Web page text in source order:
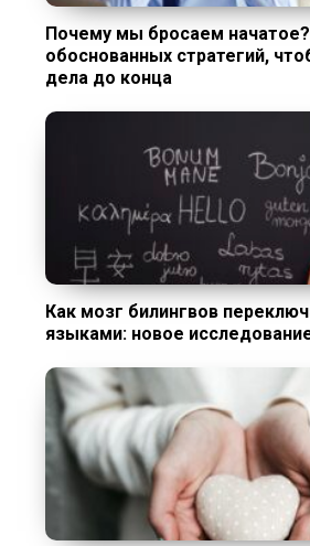
Почему мы бросаем начатое?
обоснованных стратегий,
дела до конца
Как мозг билингвов
языками: новое